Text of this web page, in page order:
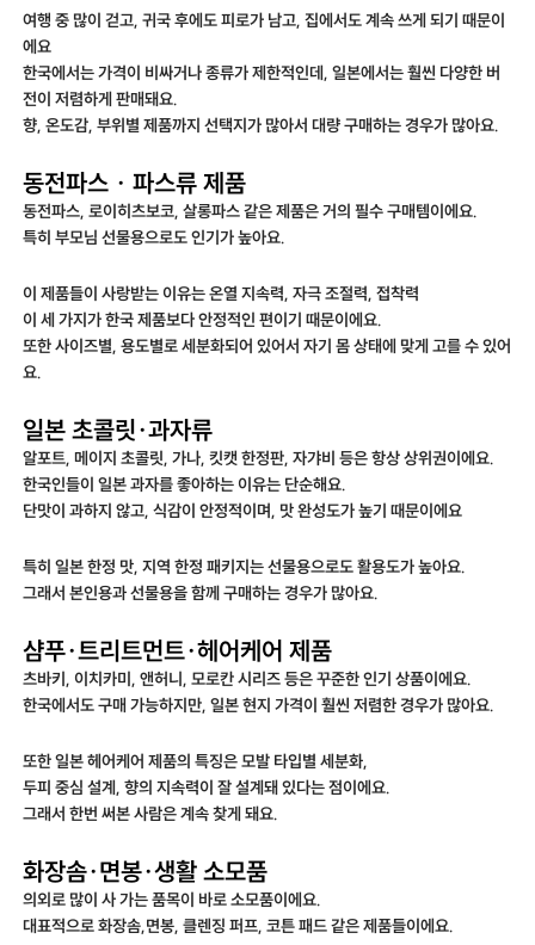
여행 중 많이 걷고, 귀국 후에도 피로가 남고, 집에서도 계속 쓰게 되기 때문이
에요
한국에서는 가격이 비싸거나 종류가 제한적인데, 일본에서는 훨씬 다양한 버
전이 저렴하게 판매돼요.
향, 온도감, 부위별 제품까지 선택지가 많아서 대량 구매하는 경우가 많아요.
동전파스 · 파스류 제품
동전파스, 로이히츠보코, 살롱파스 같은 제품은 거의 필수 구매템이에요.
특히 부모님 선물용으로도 인기가 높아요.
이 제품들이 사랑받는 이유는 온열 지속력, 자극 조절력, 접착력
이 세 가지가 한국 제품보다 안정적인 편이기 때문이에요.
또한 사이즈별, 용도별로 세분화되어 있어서 자기 몸 상태에 맞게 고를 수 있어
요.
일본 초콜릿·과자류
알포트, 메이지 초콜릿, 가나, 킷캣 한정판, 자갸비 등은 항상 상위권이에요.
한국인들이 일본 과자를 좋아하는 이유는 단순해요.
단맛이 과하지 않고, 식감이 안정적이며, 맛 완성도가 높기 때문이에요
특히 일본 한정 맛, 지역 한정 패키지는 선물용으로도 활용도가 높아요.
그래서 본인용과 선물용을 함께 구매하는 경우가 많아요.
샴푸·트리트먼트·헤어케어 제품
츠바키, 이치카미, 앤허니, 모로칸 시리즈 등은 꾸준한 인기 상품이에요.
한국에서도 구매 가능하지만, 일본 현지 가격이 훨씬 저렴한 경우가 많아요.
또한 일본 헤어케어 제품의 특징은 모발 타입별 세분화,
두피 중심 설계, 향의 지속력이 잘 설계돼 있다는 점이에요.
그래서 한번 써본 사람은 계속 찾게 돼요.
화장솜·면봉·생활 소모품
의외로 많이 사 가는 품목이 바로 소모품이에요.
대표적으로 화장솜,면봉, 클렌징 퍼프, 코튼 패드 같은 제품들이에요.